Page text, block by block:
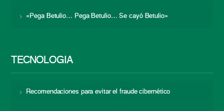
«Pega Betulio… Pega Betulio… Se cayó Betulio»
TECNOLOGÍA
Recomendaciones para evitar el fraude cibernético